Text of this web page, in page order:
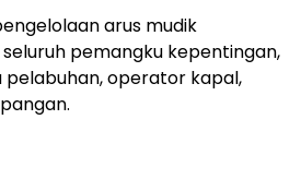
arus mudik
pemangku kepentingan,
pelabuhan, operator kapal,